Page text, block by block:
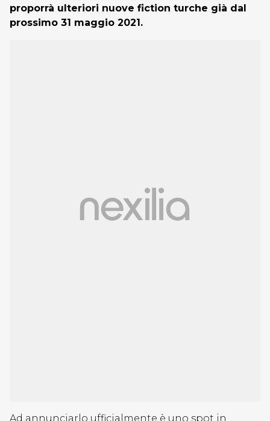
proporrà ulteriori nuove fiction turche già dal
prossimo 31 maggio 2021.
Ad annunciarlo ufficialmente è uno spot in